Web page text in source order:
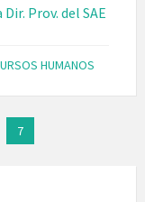
Prov. del SAE
HUMANOS
7